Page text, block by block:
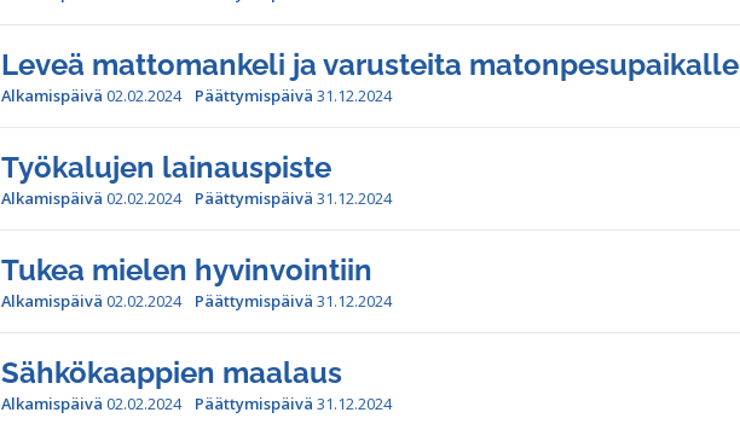
Leveä mattomankeli ja varusteita matonpesupaikalle
Alkamispäivä 02.02.2024 Päättymispäivä 31.12.2024
Työkalujen lainauspiste
Alkamispäivä 02.02.2024 Päättymispäivä 31.12.2024
Tukea mielen hyvinvointiin
Alkamispäivä 02.02.2024 Päättymispäivä 31.12.2024
Sähkökaappien maalaus
Alkamispäivä 02.02.2024 Päättymispäivä 31.12.2024